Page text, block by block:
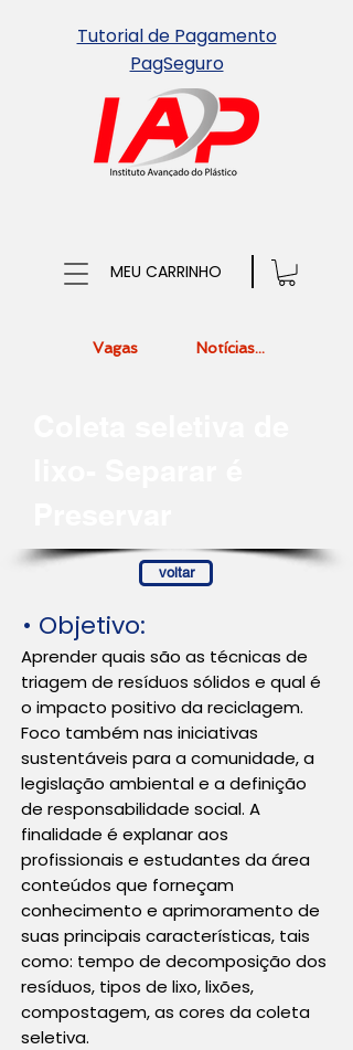
Vagas Notícias...
MEU CARRINHO
Tutorial de Pagamento
PagSeguro
voltar
• Objetivo:
Aprender quais são as técnicas de
triagem de resíduos sólidos e qual é
o impacto positivo da reciclagem.
Foco também nas iniciativas
sustentáveis para a comunidade, a
legislação ambiental e a definição
de responsabilidade social. A
finalidade é explanar aos
profissionais e estudantes da área
conteúdos que forneçam
conhecimento e aprimoramento de
suas principais características, tais
como: tempo de decomposição dos
resíduos, tipos de lixo, lixões,
compostagem, as cores da coleta
seletiva.